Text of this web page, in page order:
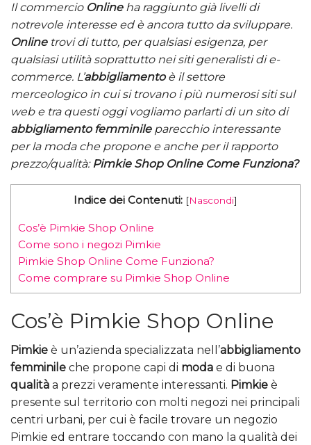
Il commercio Online ha raggiunto già livelli di
notrevole interesse ed è ancora tutto da sviluppare.
Online trovi di tutto, per qualsiasi esigenza, per
qualsiasi utilità soprattutto nei siti generalisti di e-
commerce. L’abbigliamentoè il settore
merceologico in cui si trovano i più numerosi siti sul
web e tra questi oggi vogliamo parlarti di un sito di
abbigliamento femminile parecchio interessante
per la moda che propone e anche per il rapporto
prezzo/qualità:Pimkie Shop Online Come Funziona?
Indice dei Contenuti: [Nascondi]
Cos’è Pimkie Shop Online
Come sono i negozi Pimkie
Pimkie Shop Online Come Funziona?
Come comprare su Pimkie Shop Online
Cos’è Pimkie Shop Online
Pimkie è un’azienda specializzata nell’abbigliamento
femminile che propone capi di moda e di buona
qualità a prezzi veramente interessanti. Pimkie è
presente sul territorio con molti negozi nei principali
centri urbani, per cui è facile trovare un negozio
Pimkie ed entrare toccando con mano la qualità dei